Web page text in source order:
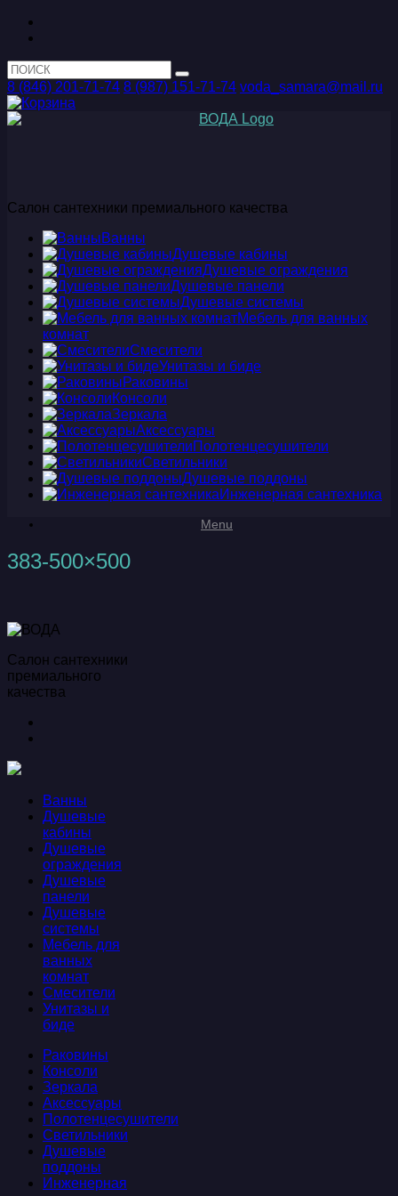
8 (846) 201-71-74 8 (987) 151-71-74 voda_samara@mail.ru
Салон сантехники премиального качества
Ванны
Душевые кабины
Душевые ограждения
Душевые панели
Душевые системы
Мебель для ванных
комнат
Смесители
Унитазы и биде
Раковины
Консоли
Зеркала
Аксессуары
Полотенцесушители
Светильники
Душевые поддоны
Инженерная сантехника
Menu
383-500×500
Салон сантехники
премиального
качества
Ванны
Душевые
кабины
Душевые
ограждения
Душевые
панели
Душевые
системы
Мебель для
ванных
комнат
Смесители
Унитазы и
биде
Раковины
Консоли
Зеркала
Аксессуары
Полотенцесушители
Светильники
Душевые
поддоны
Инженерная